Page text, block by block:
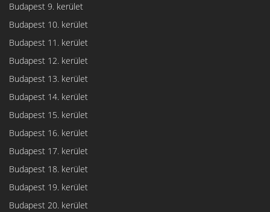
Budapest 9. kerület
Budapest 10. kerület
Budapest 11. kerület
Budapest 12. kerület
Budapest 13. kerület
Budapest 14. kerület
Budapest 15. kerület
Budapest 16. kerület
Budapest 17. kerület
Budapest 18. kerület
Budapest 19. kerület
Budapest 20. kerület